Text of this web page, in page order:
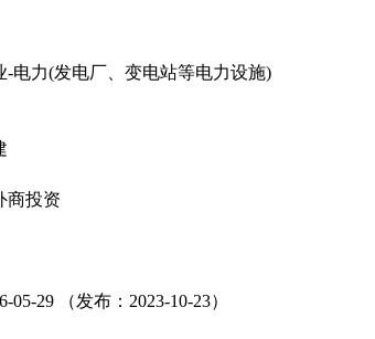
-电力(发电厂、变电站等电力设施)
商投资
05-29 （发布：2023-10-23）